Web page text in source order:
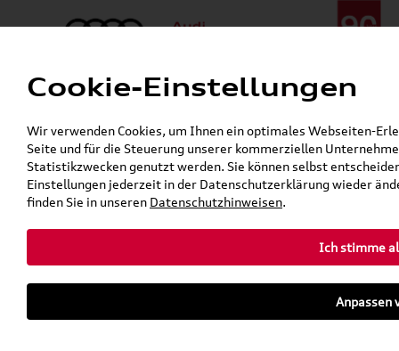
Menü
24h-Pannenhilfe:+49 (0)171 / 870 72 87
Öffnet in 1 Stunden, 53 Minuten
Verkauf:Mo. - Fr. 08:00 - 19:00 Uhr Sa. 09:00 - 13:00 Uhr
Service:Mo. - Fr. 06:00 - 20:00 Uhr Sa. 08:00 - 13:00 Uhr
Zurück zur Startseite
Cookie-Einstellungen
Wir verwenden Cookies, um Ihnen ein optimales Webseiten-
Seite und für die Steuerung unserer kommerziellen
Statistikzwecken genutzt werden. Sie können selbst
Einstellungen jederzeit in der Datenschutzerklärung wieder
finden Sie in unseren Datenschutzhinweisen.
Ich stimme
Anpassen